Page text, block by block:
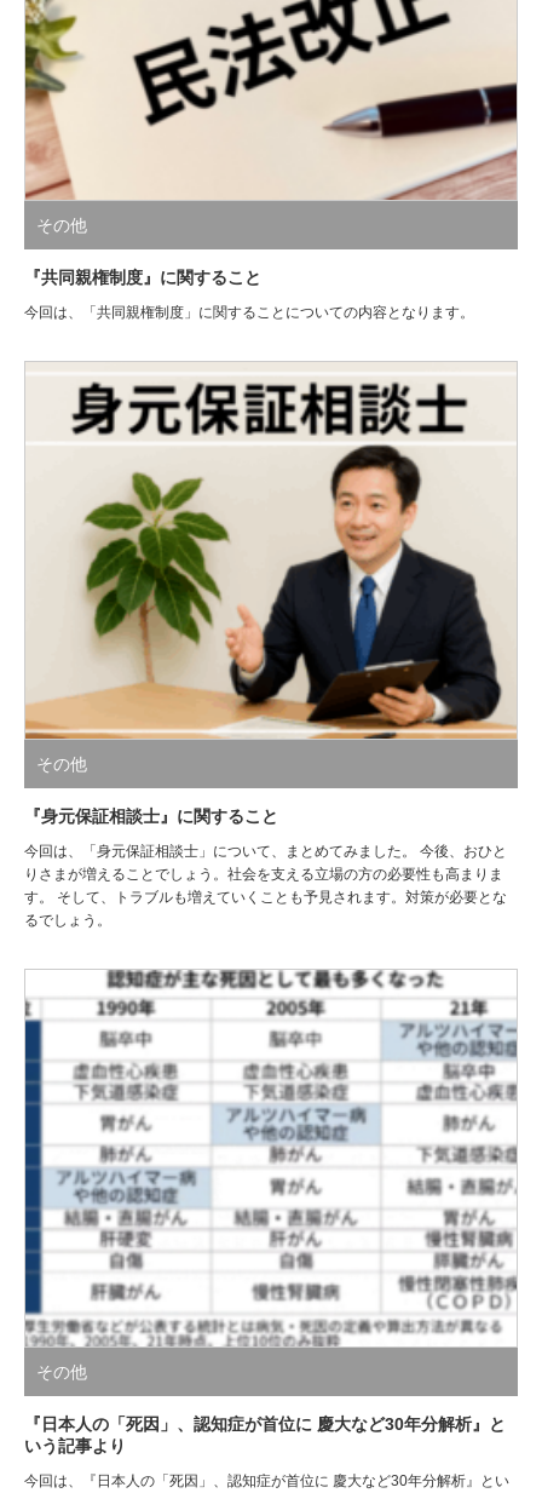
その他
『共同親権制度』に関すること
今回は、「共同親権制度」に関することについての内容となります。
その他
『身元保証相談士』に関すること
今回は、「身元保証相談士」について、まとめてみました。 今後、おひと
りさまが増えることでしょう。社会を支える立場の方の必要性も高まりま
す。 そして、トラブルも増えていくことも予見されます。対策が必要とな
るでしょう。
その他
『日本人の「死因」、認知症が首位に 慶大など30年分解析』と
いう記事より
今回は、『日本人の「死因」、認知症が首位に 慶大など30年分解析』とい